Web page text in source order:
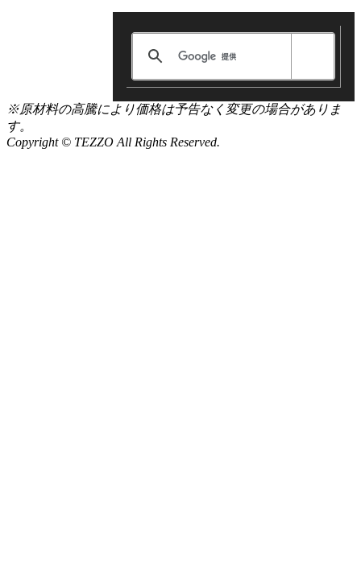
※原材料の高騰により価格は予告なく変更の場合がありま
す。
Copyright © TEZZO All Rights Reserved.